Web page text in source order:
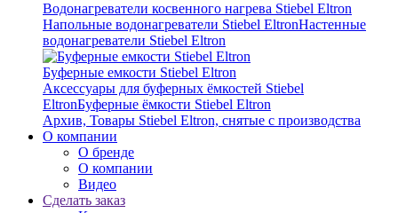
Водонагреватели косвенного нагрева Stiebel Eltron
Напольные водонагреватели Stiebel EltronНастенные
водонагреватели Stiebel Eltron
Буферные емкости Stiebel Eltron
Аксессуары для буферных ёмкостей Stiebel
EltronБуферные ёмкости Stiebel Eltron
Архив, Товары Stiebel Eltron, снятые с производства
О компании
О бренде
О компании
Видео
Сделать заказ